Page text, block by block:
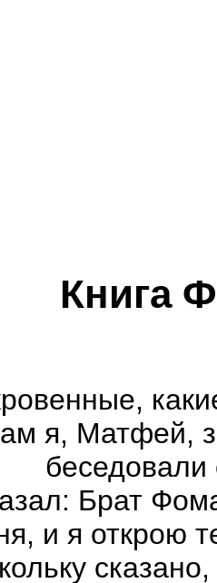
Книга
я, Матфей,
беседовали
Брат
и я открою